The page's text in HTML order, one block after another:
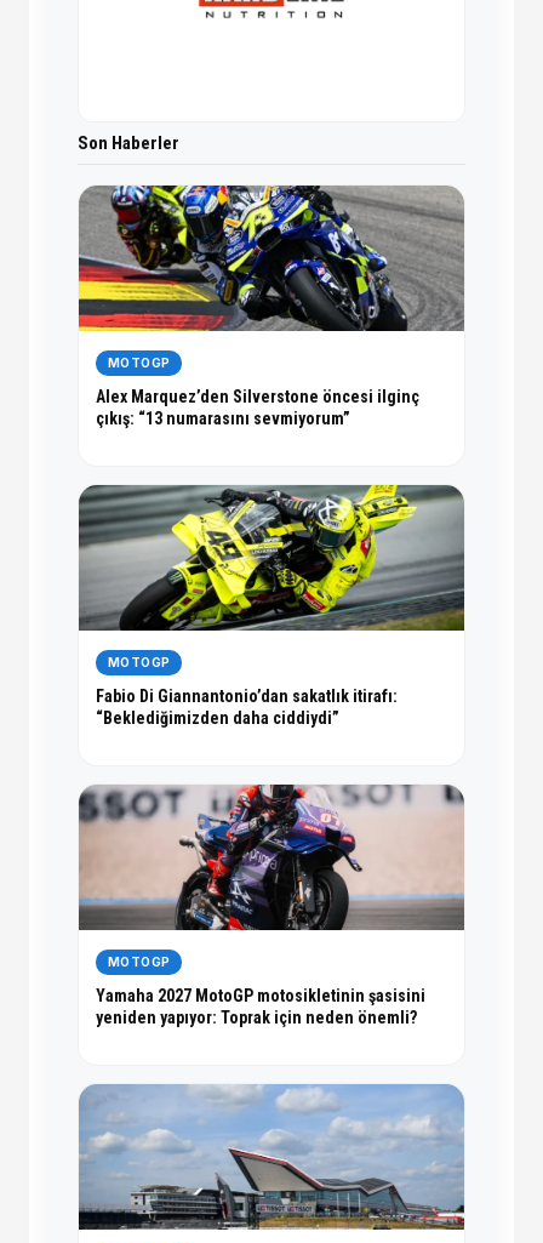
Son Haberler
MOTOGP
Alex Marquez’den Silverstone öncesi ilginç
çıkış: “13 numarasını sevmiyorum”
MOTOGP
Fabio Di Giannantonio’dan sakatlık itirafı:
“Beklediğimizden daha ciddiydi”
MOTOGP
Yamaha 2027 MotoGP motosikletinin şasisini
yeniden yapıyor: Toprak için neden önemli?